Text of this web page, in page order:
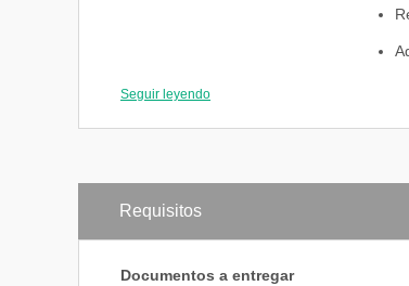
Seguir leyendo
Requisitos
Documentos a entregar